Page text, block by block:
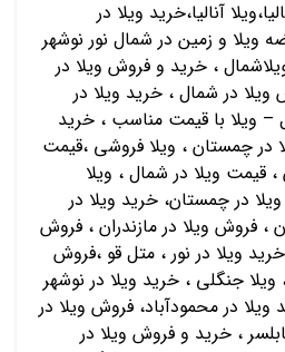
آنالیا،خرید ویلا در
ویلا و زمین در شمال نور نوشهر
، خرید و فروش ویلا در
در شمال ، خرید ویلا در
ویلا با قیمت مناسب ، خرید
در چمستان ، ویلا فروشی ،قیمت
، قیمت ویلا در شمال ، ویلا
در چمستان، خرید ویلا در
، فروش ویلا در مازندران ، فروش
ویلا در نور ، متل قو ،فروش
ویلا جنگلی ، خرید ویلا در نوشهر
در محمودآباد، فروش ویلا در
، خرید و فروش ویلا در